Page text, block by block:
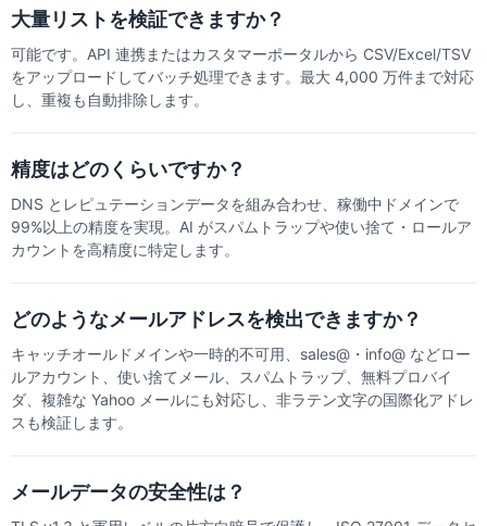
大量リストを検証できますか？
可能です。API 連携またはカスタマーポータルから CSV/Excel/TSV
をアップロードしてバッチ処理できます。最大 4,000 万件まで対応
し、重複も自動排除します。
精度はどのくらいですか？
DNS とレピュテーションデータを組み合わせ、稼働中ドメインで
99%以上の精度を実現。AI がスパムトラップや使い捨て・ロールア
カウントを高精度に特定します。
どのようなメールアドレスを検出できますか？
キャッチオールドメインや一時的不可用、sales@・info@ などロー
ルアカウント、使い捨てメール、スパムトラップ、無料プロバイ
ダ、複雑な Yahoo メールにも対応し、非ラテン文字の国際化アドレ
スも検証します。
メールデータの安全性は？